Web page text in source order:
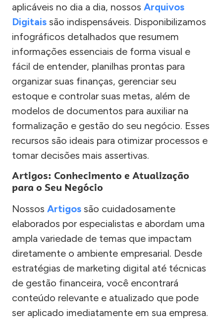
aplicáveis no dia a dia, nossos Arquivos
Digitais são indispensáveis. Disponibilizamos
infográficos detalhados que resumem
informações essenciais de forma visual e
fácil de entender, planilhas prontas para
organizar suas finanças, gerenciar seu
estoque e controlar suas metas, além de
modelos de documentos para auxiliar na
formalização e gestão do seu negócio. Esses
recursos são ideais para otimizar processos e
tomar decisões mais assertivas.
Artigos: Conhecimento e Atualização
para o Seu Negócio
Nossos Artigos são cuidadosamente
elaborados por especialistas e abordam uma
ampla variedade de temas que impactam
diretamente o ambiente empresarial. Desde
estratégias de marketing digital até técnicas
de gestão financeira, você encontrará
conteúdo relevante e atualizado que pode
ser aplicado imediatamente em sua empresa.